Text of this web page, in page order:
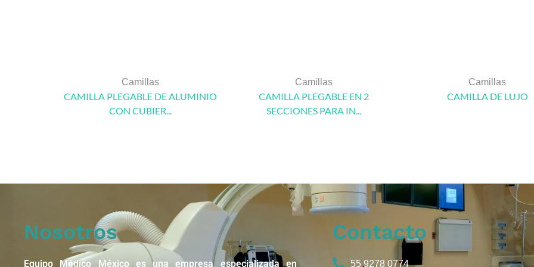
Camillas
CAMILLA PLEGABLE DE ALUMINIO
CON CUBIER...
Camillas
CAMILLA PLEGABLE EN 2
SECCIONES PARA IN...
Camillas
CAMILLA DE LUJO
Nosotros
Equipo Médico México es una empresa especializada en
Contacto
55 9278 0774